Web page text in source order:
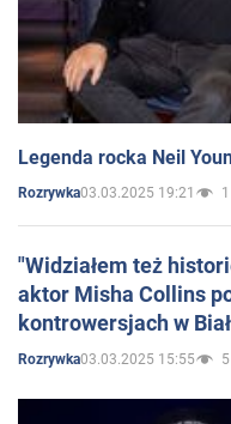
Legenda rocka Neil
Rozrywka03.03.2025 19:21 1
"Widziałem też
aktor Misha Collins
kontrowersjach w
Rozrywka03.03.2025 15:55 5